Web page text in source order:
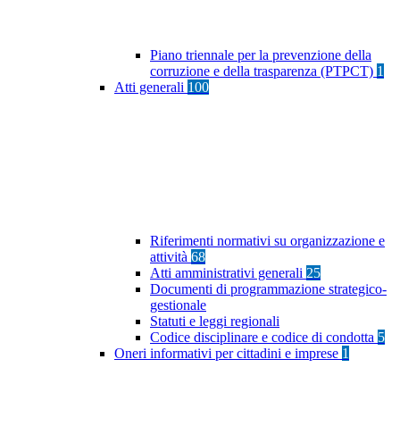
Piano triennale per la prevenzione della
corruzione e della trasparenza (PTPCT) 1
Atti generali 100
Riferimenti normativi su organizzazione e
attività 68
Atti amministrativi generali 25
Documenti di programmazione strategico-
gestionale
Statuti e leggi regionali
Codice disciplinare e codice di condotta 5
Oneri informativi per cittadini e imprese 1